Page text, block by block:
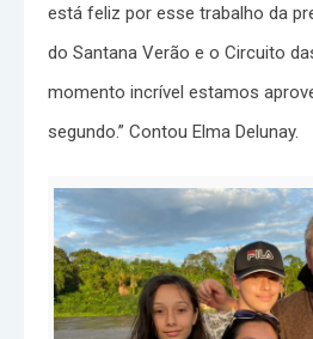
está feliz por esse trabalho da
do Santana Verão e o Circuito
momento incrível estamos
segundo.” Contou Elma Delunay.